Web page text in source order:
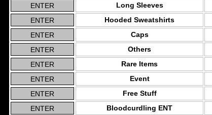
Long Sleeves
Hooded Sweatshirts
Caps
Others
Rare Items
Event
Free Stuff
Bloodcurdling ENT